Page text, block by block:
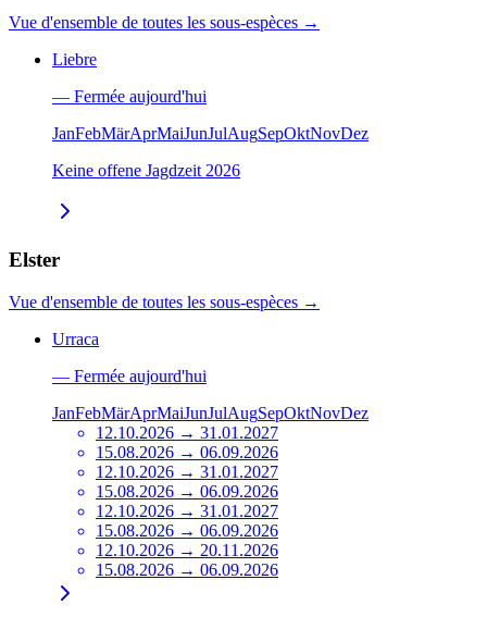
Vue d'ensemble de toutes les sous-espèces →
Liebre
— Fermée aujourd'hui
JanFebMärAprMaiJunJulAugSepOktNovDez
Keine offene Jagdzeit 2026
Elster
Vue d'ensemble de toutes les sous-espèces →
Urraca
— Fermée aujourd'hui
JanFebMärAprMaiJunJulAugSepOktNovDez
12.10.2026 → 31.01.2027
15.08.2026 → 06.09.2026
12.10.2026 → 31.01.2027
15.08.2026 → 06.09.2026
12.10.2026 → 31.01.2027
15.08.2026 → 06.09.2026
12.10.2026 → 20.11.2026
15.08.2026 → 06.09.2026